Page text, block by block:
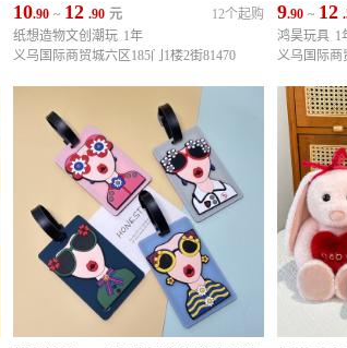
10.90 ~ 12 .90 元
12个起购
纸想造物文创潮玩 1年
义乌国际商贸城六区185门1楼2街81470
9.90 ~ 12
鸿昊玩具 1
义乌国际商